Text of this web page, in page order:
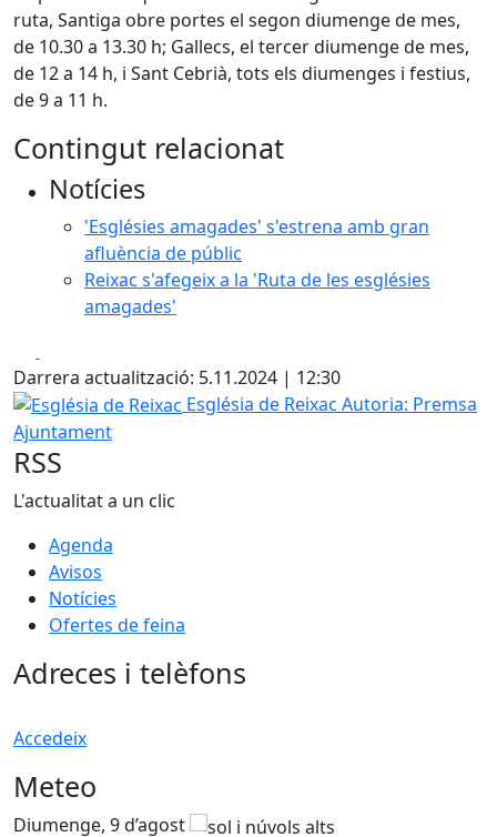
ruta, Santiga obre portes el segon diumenge de mes,
de 10.30 a 13.30 h; Gallecs, el tercer diumenge de mes,
de 12 a 14 h, i Sant Cebrià, tots els diumenges i festius,
de 9 a 11 h.
Contingut relacionat
Notícies
'Esglésies amagades' s'estrena amb gran
afluència de públic
Reixac s'afegeix a la 'Ruta de les esglésies
amagades'
Darrera actualització: 5.11.2024 | 12:30
Església de Reixac
Església de Reixac Autoria: Premsa
Ajuntament
RSS
L'actualitat a un clic
Agenda
Avisos
Notícies
Ofertes de feina
Adreces i telèfons
Accedeix
Meteo
Diumenge, 9 d’agost